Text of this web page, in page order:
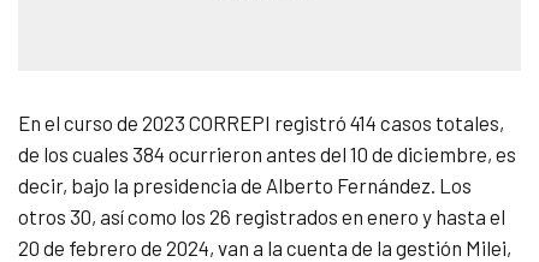
En el curso de 2023 CORREPI registró 414 casos totales,
de los cuales 384 ocurrieron antes del 10 de diciembre, es
decir, bajo la presidencia de Alberto Fernández. Los
otros 30, así como los 26 registrados en enero y hasta el
20 de febrero de 2024, van a la cuenta de la gestión Milei,